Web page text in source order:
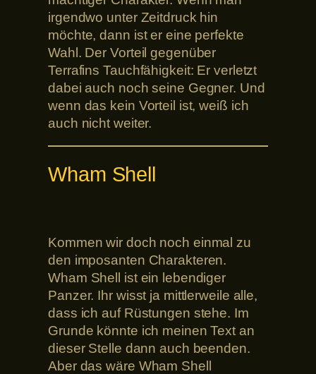
irgendwo unter Zeitdruck hin
möchte, dann ist er eine perfekte
Wahl. Der Vorteil gegenüber
Terrafins Tauchfähigkeit: Er verletzt
dabei auch noch seine Gegner. Und
wenn das kein Vorteil ist, weiß ich
auch nicht weiter.
Wham Shell
Kommen wir doch noch einmal zu
den imposanten Charakteren.
Wham Shell ist ein lebendiger
Panzer. Ihr wisst ja mittlerweile alle,
dass ich auf Rüstungen stehe. Im
Grunde könnte ich meinen Text an
dieser Stelle dann auch beenden.
Aber das wäre Wham Shell